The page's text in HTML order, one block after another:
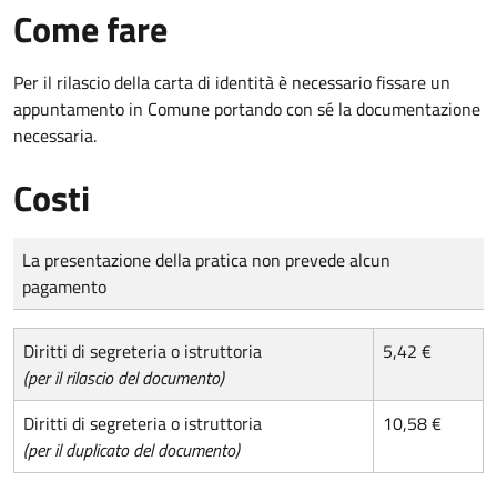
Come fare
Per il rilascio della carta di identità è necessario fissare un
appuntamento in Comune portando con sé la documentazione
necessaria.
Costi
Tipo di pagamento
Importo
La presentazione della pratica non prevede alcun
pagamento
Diritti di segreteria o istruttoria
(per il rilascio del documento)
5,42 €
Diritti di segreteria o istruttoria
(per il duplicato del documento)
10,58 €